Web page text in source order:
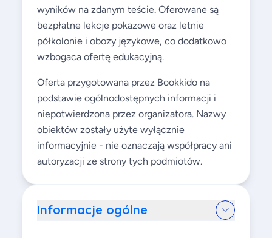
wyników na zdanym teście. Oferowane są
bezpłatne lekcje pokazowe oraz letnie
półkolonie i obozy językowe, co dodatkowo
wzbogaca ofertę edukacyjną.
Oferta przygotowana przez Bookkido na
podstawie ogólnodostępnych informacji i
niepotwierdzona przez organizatora. Nazwy
obiektów zostały użyte wyłącznie
informacyjnie - nie oznaczają współpracy ani
autoryzacji ze strony tych podmiotów.
Informacje ogólne